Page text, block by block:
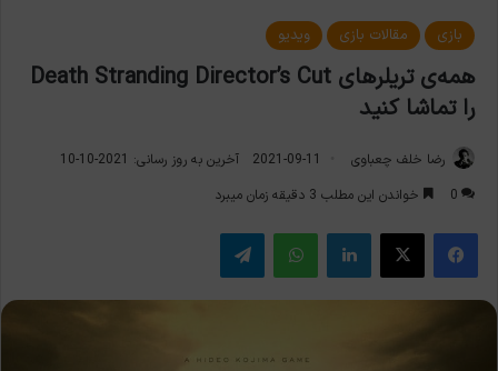
بازی مقالات بازی ویدیو
همه‌ی تریلرهای Death Stranding Director’s Cut
را تماشا کنید
رضا خلف چعباوی 2021-09-11
آخرین به روز رسانی: 2021-10-10
0
خواندن این مطلب 3 دقیقه زمان میبرد
فیس بوک X لینکدین واتس آپ تلگرام